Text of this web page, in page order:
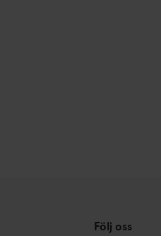
Följ oss